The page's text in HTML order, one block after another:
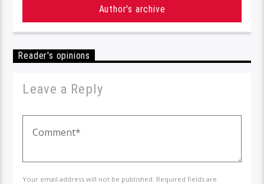
Author's archive
Reader's opinions
Leave a Reply
Your email address will not be published. Required fields are